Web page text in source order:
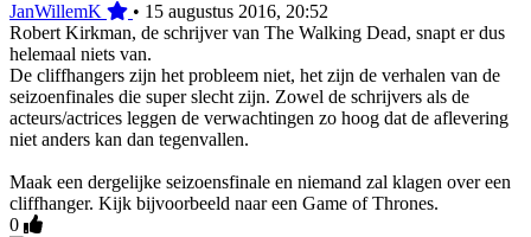
JanWillemK • 15 augustus 2016, 20:52
Robert Kirkman, de schrijver van The Walking Dead, snapt er dus
helemaal niets van.
De cliffhangers zijn het probleem niet, het zijn de verhalen van de
seizoenfinales die super slecht zijn. Zowel de schrijvers als de
acteurs/actrices leggen de verwachtingen zo hoog dat de aflevering
niet anders kan dan tegenvallen.
Maak een dergelijke seizoensfinale en niemand zal klagen over een
cliffhanger. Kijk bijvoorbeeld naar een Game of Thrones.
0